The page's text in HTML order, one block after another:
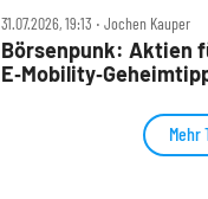
31.07.2026, 19:13 ‧ Jochen Kauper
Börsenpunk: Aktien
Mehr